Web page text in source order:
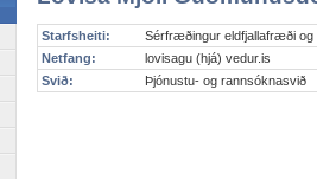
Starfsheiti:
Sérfræðingur eldfjallafræði og
Netfang:
lovisagu (hjá) vedur.is
Svið:
Þjónustu- og rannsóknasvið